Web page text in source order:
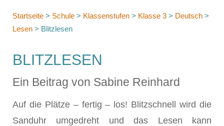
Startseite > Schule > Klassenstufen > Klasse 3 > Deutsch >
Lesen > Blitzlesen
BLITZLESEN
Ein Beitrag von Sabine Reinhard
Auf die Plätze – fertig – los! Blitzschnell wird die
Sanduhr umgedreht und das Lesen kann